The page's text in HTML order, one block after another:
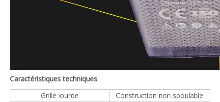
Caractéristiques techniques
Grille lourde
Construction non spoulable